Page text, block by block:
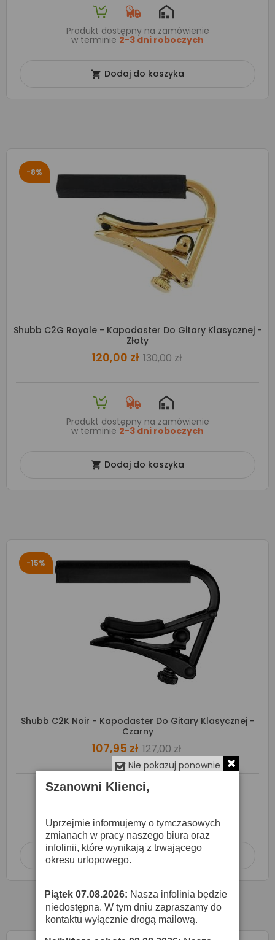
Produkt dostępny na zamówienie
w terminie 2-3 dni roboczych
 Dodaj do koszyka
-8%
Shubb C2G Royale - Kapodaster Do Gitary Klasycznej -
Złoty
120,00 zł 130,00 zł
Produkt dostępny na zamówienie
w terminie 2-3 dni roboczych
 Dodaj do koszyka
-15%
Shubb C2K Noir - Kapodaster Do Gitary Klasycznej -
Czarny
107,95 zł 127,00 zł
w terminie2-3 dni roboczych
 Dodaj do koszyka
Nie pokazuj ponownie
Szanowni Klienci,
Uprzejmie informujemy o tymczasowych
zmianach w pracy naszego biura oraz
infolinii, które wynikają z trwającego
okresu urlopowego.
· Piątek 07.08.2026: Nasza infolinia będzie
niedostępna. W tym dniu zapraszamy do
kontaktu wyłącznie drogą mailową.